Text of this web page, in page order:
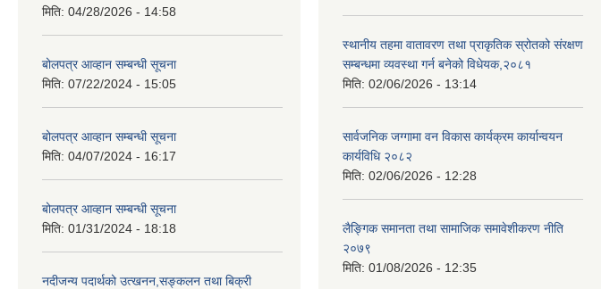
मिति: 04/28/2026 - 14:58
बोलपत्र आव्हान सम्बन्धी सूचना
मिति: 07/22/2024 - 15:05
बोलपत्र आव्हान सम्बन्धी सूचना
मिति: 04/07/2024 - 16:17
बोलपत्र आव्हान सम्बन्धी सूचना
मिति: 01/31/2024 - 18:18
नदीजन्य पदार्थको उत्खनन,सङ्कलन तथा बिक्री
स्थानीय तहमा वातावरण तथा प्राकृतिक स्रोतको संरक्षण
सम्बन्धमा व्यवस्था गर्न बनेको विधेयक,२०८१
मिति: 02/06/2026 - 13:14
सार्वजनिक जग्गामा वन विकास कार्यक्रम कार्यान्वयन
कार्यविधि २०८२
मिति: 02/06/2026 - 12:28
लैङ्गिक समानता तथा सामाजिक समावेशीकरण नीति
२०७९
मिति: 01/08/2026 - 12:35